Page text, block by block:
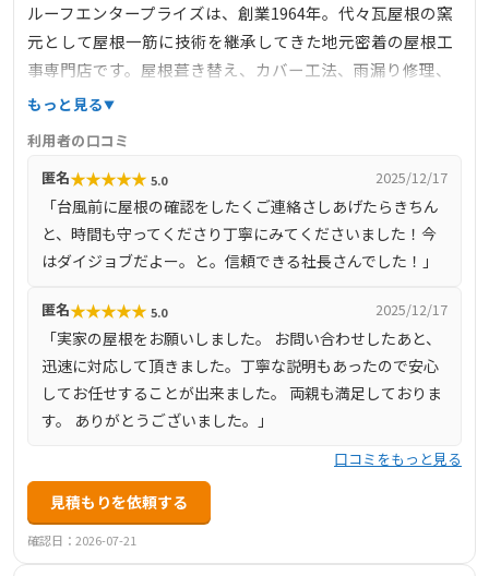
ルーフエンタープライズは、創業1964年。代々瓦屋根の窯
元として屋根一筋に技術を継承してきた地元密着の屋根工
事専門店です。屋根葺き替え、カバー工法、雨漏り修理、
ドローン点検、火災保険・補助金対応など、多彩なサービ
士による安心施工で、地域社会に信頼されています。
もっと見る
利用者の口コミ
匿名★★★★★ 5.0 2025/12/17
「台風前に屋根の確認をしたくご連絡さしあげたらきちん
と、時間も守ってくださり丁寧にみてくださいました！今
はダイジョブだよー。と。信頼できる社長さんでした！」
匿名★★★★★ 5.0 2025/12/17
「実家の屋根をお願いしました。 お問い合わせしたあと、
迅速に対応して頂きました。丁寧な説明もあったので安心
してお任せすることが出来ました。 両親も満足しておりま
す。 ありがとうございました。」
口コミをもっと見る
見積もりを依頼する
確認日：2026-07-21